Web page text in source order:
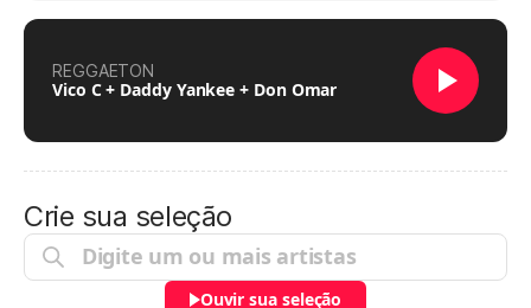
REGGAETON
Vico C + Daddy Yankee + Don Omar
Crie sua seleção
Ouvir sua seleção